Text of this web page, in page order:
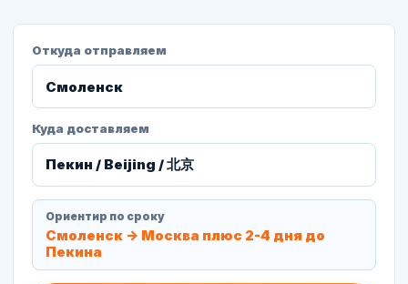
Откуда отправляем
Куда доставляем
Ориентир по сроку
Смоленск -> Москва плюс 2-4 дня до
Пекина